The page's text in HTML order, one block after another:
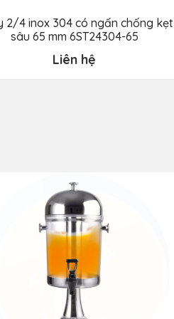
2/4 inox 304 có ngấn chống kẹt
sâu 65 mm 6ST24304-65
Liên hệ